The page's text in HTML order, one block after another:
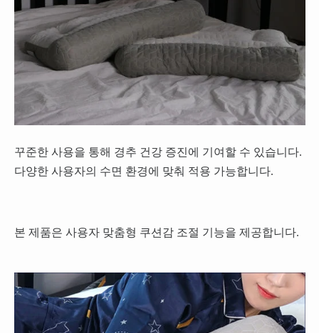
꾸준한 사용을 통해 경추 건강 증진에 기여할 수 있습니다.
다양한 사용자의 수면 환경에 맞춰 적용 가능합니다.
본 제품은 사용자 맞춤형 쿠션감 조절 기능을 제공합니다.